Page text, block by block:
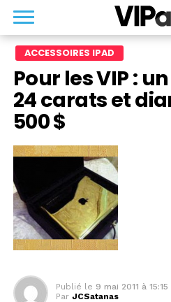
ACCESSOIRES IPAD
Pour les VIP :
24 carats et
500 $
Publié le 9 mai 2011 à 15:15
Par JCSatanas